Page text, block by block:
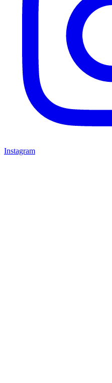
Instagram